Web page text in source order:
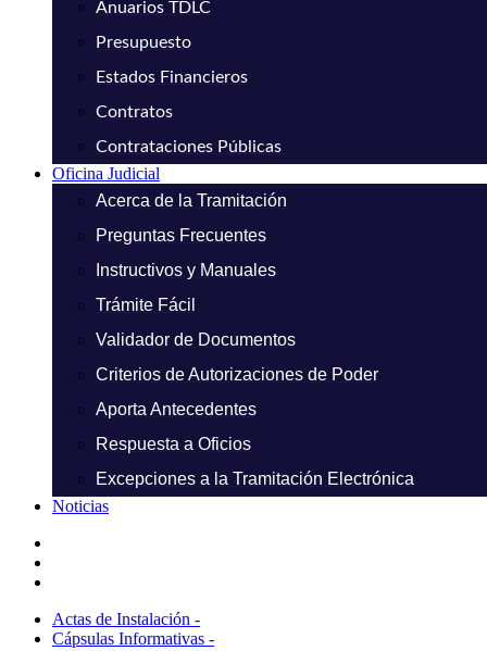
Anuarios TDLC
Presupuesto
Estados Financieros
Contratos
Contrataciones Públicas
Oficina Judicial
Acerca de la Tramitación
Preguntas Frecuentes
Instructivos y Manuales
Trámite Fácil
Validador de Documentos
Criterios de Autorizaciones de Poder
Aporta Antecedentes
Respuesta a Oficios
Excepciones a la Tramitación Electrónica
Noticias
Actas de Instalación -
Cápsulas Informativas -